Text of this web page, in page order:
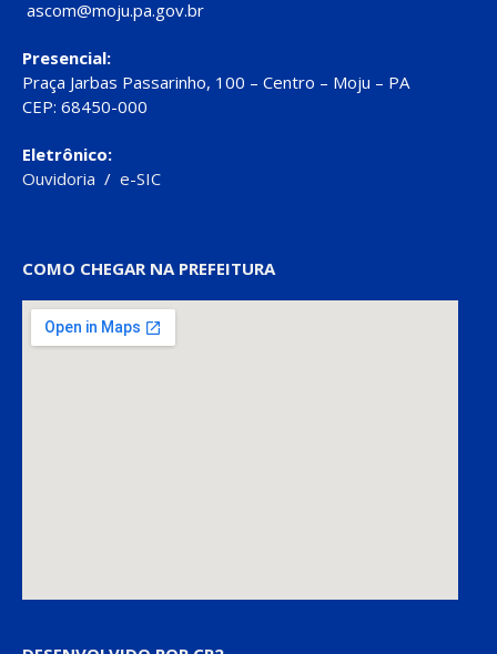
ascom@moju.pa.gov.br
Presencial:
Praça Jarbas Passarinho, 100 – Centro – Moju – PA
CEP: 68450-000
Eletrônico:
Ouvidoria / e-SIC
COMO CHEGAR NA PREFEITURA